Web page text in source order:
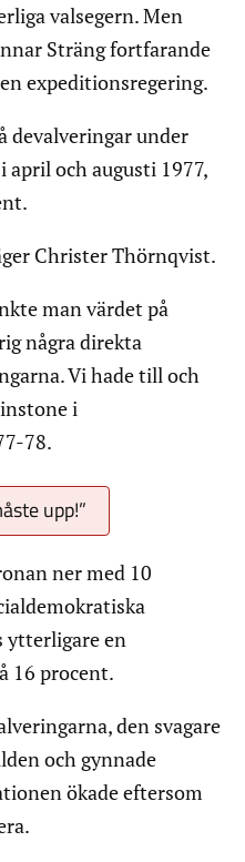
valsegern. Men
Sträng fortfarande
expeditionsregering.
devalveringar under
april och augusti 1977,
Christer Thörnqvist.
man värdet på
några direkta
Vi hade till och
i
78.
upp!”
ner med 10
ytterligare en
16 procent.
den svagare
och gynnade
ökade eftersom